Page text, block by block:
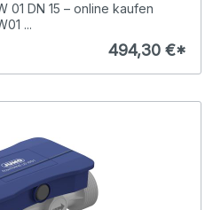
01 DN 15 – online kaufen
...
494,30 €*